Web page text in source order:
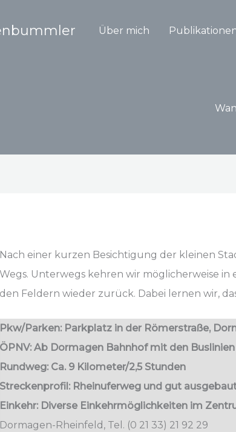
Über mich
Nach einer kurzen Besichtigung der kleinen
Wegs. Unterwegs kehren wir möglicherweise
den Feldern wieder zurück. Dabei lernen wir,
Pkw/Parken: Parkplatz in der Römerstraße,
ÖPNV: Ab Dormagen Bahnhof mit den
Rundweg: Ca. 9 Kilometer/2,5 Stunden
Streckenprofil: Rheinuferweg und gut
Einkehr: Diverse Einkehrmöglichkeiten im
Dormagen-Rheinfeld, Tel. (0 21 33) 21 92 29